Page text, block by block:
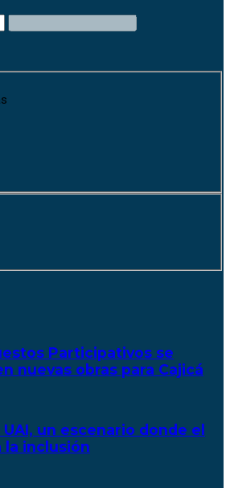
Participativos se
nuevas obras para Cajicá
un escenario donde el
la inclusión